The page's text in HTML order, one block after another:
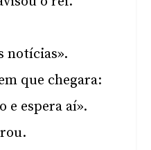
notícias».
que chegara:
e espera aí».